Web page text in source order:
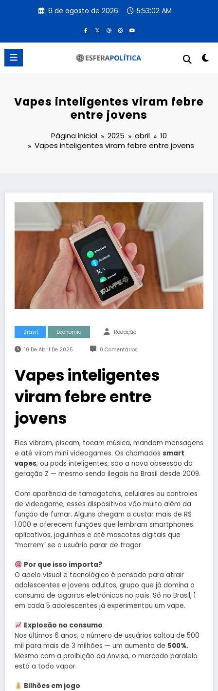
9 de agosto de 2026 5:53:02 AM
Vapes inteligentes viram febre
entre jovens
Página inicial 2025 abril
10
Vapes inteligentes viram febre entre jovens
Brasil Economia Redação
10 De Abril De 2025 0 Comentários
Vapes inteligentes
viram febre entre
jovens
Eles vibram, piscam, tocam música, mandam mensagens
e até viram mini videogames. Os chamados smart
vapes, ou pods inteligentes, são a nova obsessão da
geração Z — mesmo sendo ilegais no Brasil desde 2009.
Com aparência de tamagotchis, celulares ou controles
de videogame, esses dispositivos vão muito além da
função de fumar. Alguns chegam a custar mais de R$
1.000 e oferecem funções que lembram smartphones:
aplicativos, joguinhos e até mascotes digitais que
“morrem” se o usuário parar de tragar.
Por que isso importa?
O apelo visual e tecnológico é pensado para atrair
adolescentes e jovens adultos, grupo que já domina o
consumo de cigarros eletrônicos no país. Só no Brasil, 1
em cada 5 adolescentes já experimentou um vape.
Explosão no consumo
Nos últimos 6 anos, o número de usuários saltou de 500
mil para mais de 3 milhões — um aumento de 500%.
Mesmo com a proibição da Anvisa, o mercado paralelo
está a todo vapor.
Bilhões em jogo